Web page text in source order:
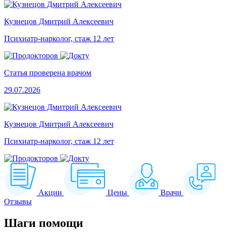
Кузнецов Дмитрий Алексеевич
Психиатр-нарколог, стаж 12 лет
Статья проверена врачом
29.07.2026
Кузнецов Дмитрий Алексеевич
Психиатр-нарколог, стаж 12 лет
Акции Цены
Врачи
Отзывы
Шаги помощи